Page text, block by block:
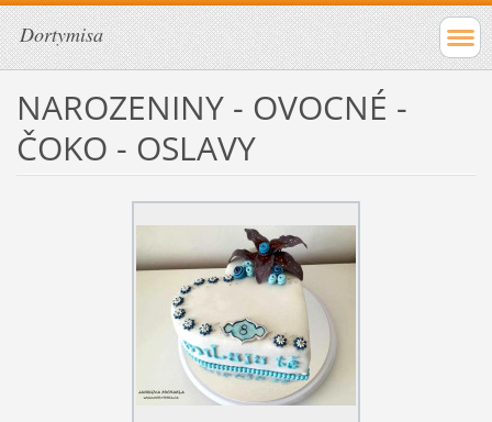
Dortymisa
NAROZENINY - OVOCNÉ -
ČOKO - OSLAVY